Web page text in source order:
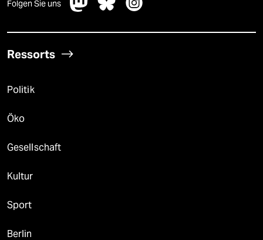
Folgen Sie uns
Ressorts
Politik
Öko
Gesellschaft
Kultur
Sport
Berlin